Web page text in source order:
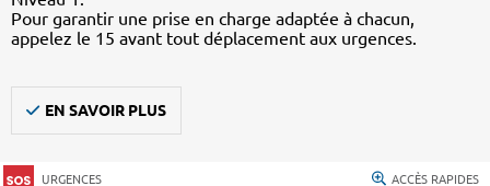
Pour garantir une prise en charge adaptée à chacun,
appelez le 15 avant tout déplacement aux urgences.
EN SAVOIR PLUS
URGENCES ACCÈS RAPIDES